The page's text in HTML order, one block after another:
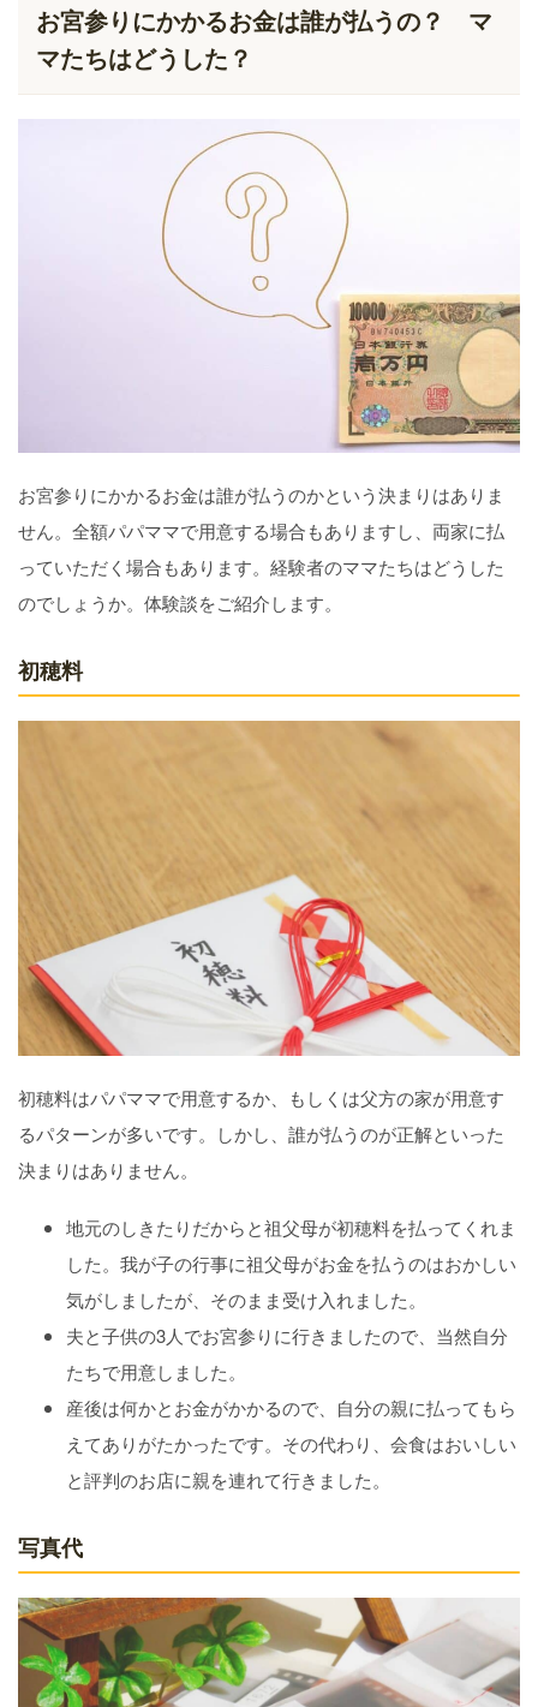
お宮参りにかかるお金は誰が払うの？ マ
マたちはどうした？
お宮参りにかかるお金は誰が払うのかという決まりはありま
せん。全額パパママで用意する場合もありますし、両家に払
っていただく場合もあります。経験者のママたちはどうした
のでしょうか。体験談をご紹介します。
初穂料
初穂料はパパママで用意するか、もしくは父方の家が用意す
るパターンが多いです。しかし、誰が払うのが正解といった
決まりはありません。
地元のしきたりだからと祖父母が初穂料を払ってくれま
した。我が子の行事に祖父母がお金を払うのはおかしい
気がしましたが、そのまま受け入れました。
夫と子供の3人でお宮参りに行きましたので、当然自分
たちで用意しました。
産後は何かとお金がかかるので、自分の親に払ってもら
えてありがたかったです。その代わり、会食はおいしい
と評判のお店に親を連れて行きました。
写真代